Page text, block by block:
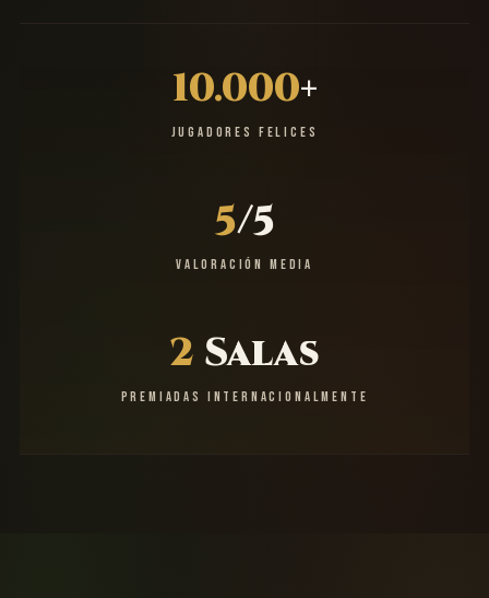
10.000+
JUGADORES FELICES
5/5
VALORACIÓN MEDIA
2 Salas
PREMIADAS INTERNACIONALMENTE